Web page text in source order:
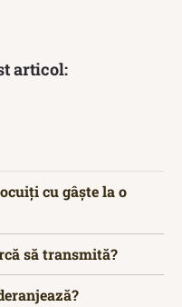
articol:
cu gâște la o
să transmită?